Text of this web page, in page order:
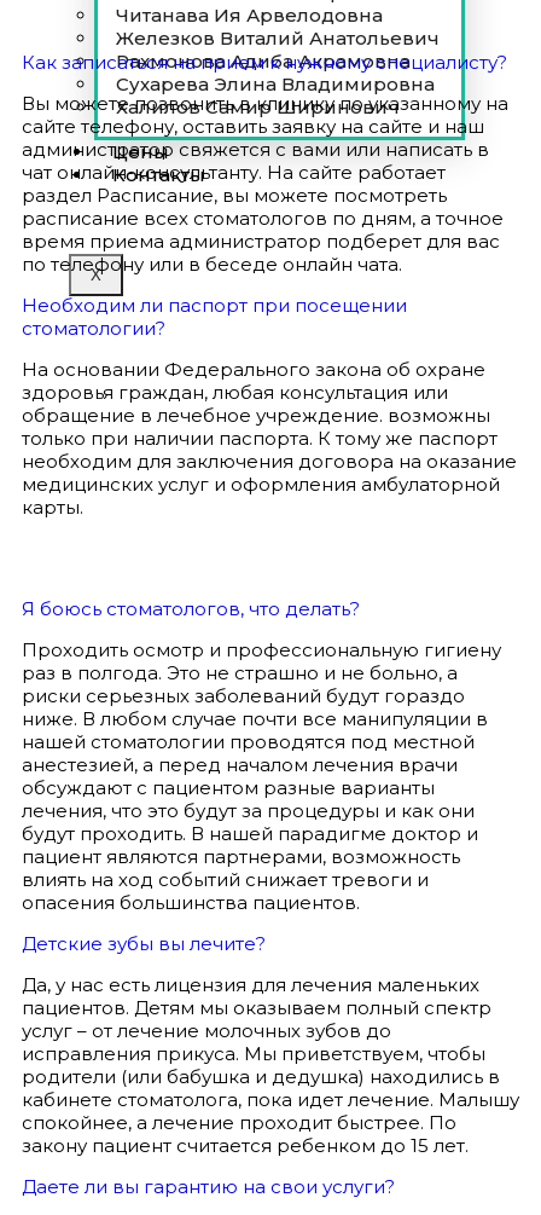
Читанава Ия Арвелодовна
Железков Виталий Анатольевич
Рахмонова Адиба Акрамовна
Сухарева Элина Владимировна
Халилов Самир Ширинович
Цены
Контакты
X
Как записаться на прием к нужному специалисту?
Вы можете позвонить в клинику по указанному на
сайте телефону, оставить заявку на сайте и наш
администратор свяжется с вами или написать в
чат онлайн-консультанту. На сайте работает
раздел Расписание, вы можете посмотреть
расписание всех стоматологов по дням, а точное
время приема администратор подберет для вас
по телефону или в беседе онлайн чата.
Необходим ли паспорт при посещении
стоматологии?
На основании Федерального закона об охране
здоровья граждан, любая консультация или
обращение в лечебное учреждение. возможны
только при наличии паспорта. К тому же паспорт
необходим для заключения договора на оказание
медицинских услуг и оформления амбулаторной
карты.
Я боюсь стоматологов, что делать?
Проходить осмотр и профессиональную гигиену
раз в полгода. Это не страшно и не больно, а
риски серьезных заболеваний будут гораздо
ниже. В любом случае почти все манипуляции в
нашей стоматологии проводятся под местной
анестезией, а перед началом лечения врачи
обсуждают с пациентом разные варианты
лечения, что это будут за процедуры и как они
будут проходить. В нашей парадигме доктор и
пациент являются партнерами, возможность
влиять на ход событий снижает тревоги и
опасения большинства пациентов.
Детские зубы вы лечите?
Да, у нас есть лицензия для лечения маленьких
пациентов. Детям мы оказываем полный спектр
услуг – от лечение молочных зубов до
исправления прикуса. Мы приветствуем, чтобы
родители (или бабушка и дедушка) находились в
кабинете стоматолога, пока идет лечение. Малышу
спокойнее, а лечение проходит быстрее. По
закону пациент считается ребенком до 15 лет.
Даете ли вы гарантию на свои услуги?